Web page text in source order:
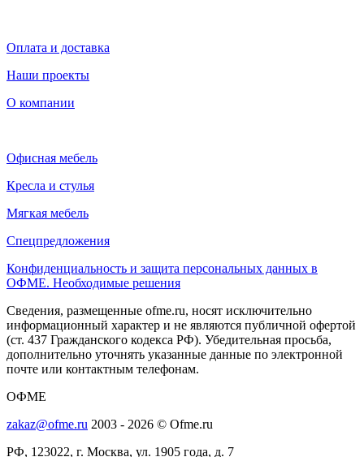
Оплата и доставка
Наши проекты
О компании
Офисная мебель
Кресла и стулья
Мягкая мебель
Спецпредложения
Конфиденциальность и защита персональных данных в
ОФМЕ. Необходимые решения
Сведения, размещенные ofme.ru, носят исключительно
информационный характер и не являются публичной офертой
(ст. 437 Гражданского кодекса РФ). Убедительная просьба,
дополнительно уточнять указанные данные по электронной
почте или контактным телефонам.
ОФМЕ
zakaz@ofme.ru 2003 - 2026 © Ofme.ru
РФ, 123022, г. Москва, ул. 1905 года, д. 7